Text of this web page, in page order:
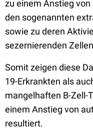
zu einem Anstieg
den sogenannten
sowie zu deren
sezernierenden
Somit zeigen diese
19-Erkrankten als
mangelhaften B-Zell-
einem Anstieg von
resultiert.